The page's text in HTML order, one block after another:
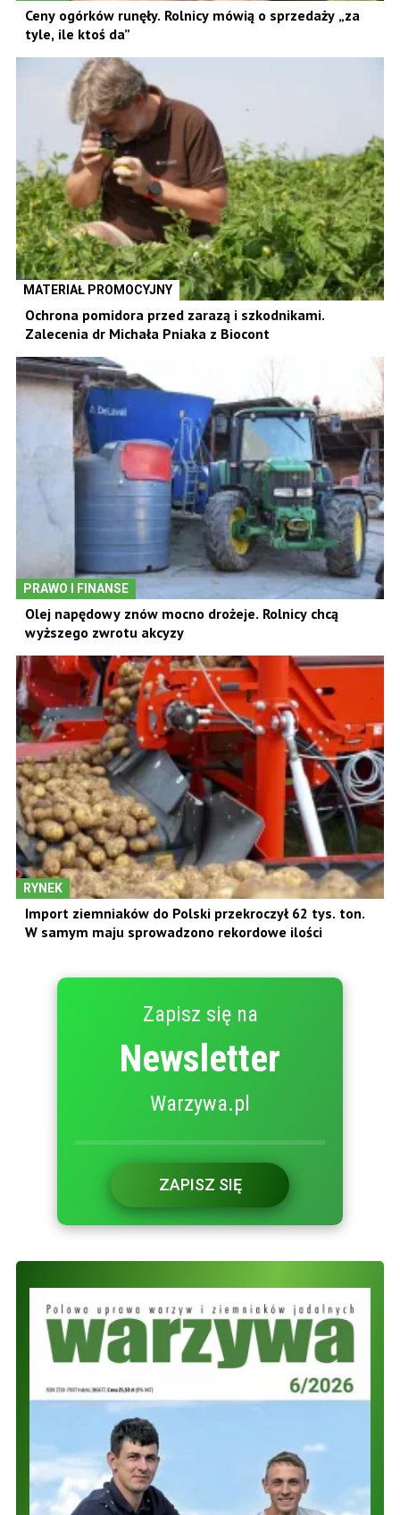
Ceny ogórków runęły. Rolnicy mówią o sprzedaży „za
tyle, ile ktoś da”
MATERIAŁ PROMOCYJNY
Ochrona pomidora przed zarazą i szkodnikami.
Zalecenia dr Michała Pniaka z Biocont
PRAWO I FINANSE
Olej napędowy znów mocno drożeje. Rolnicy chcą
wyższego zwrotu akcyzy
RYNEK
Import ziemniaków do Polski przekroczył 62 tys. ton.
W samym maju sprowadzono rekordowe ilości
Zapisz się na
Newsletter
Warzywa.pl
ZAPISZ SIĘ